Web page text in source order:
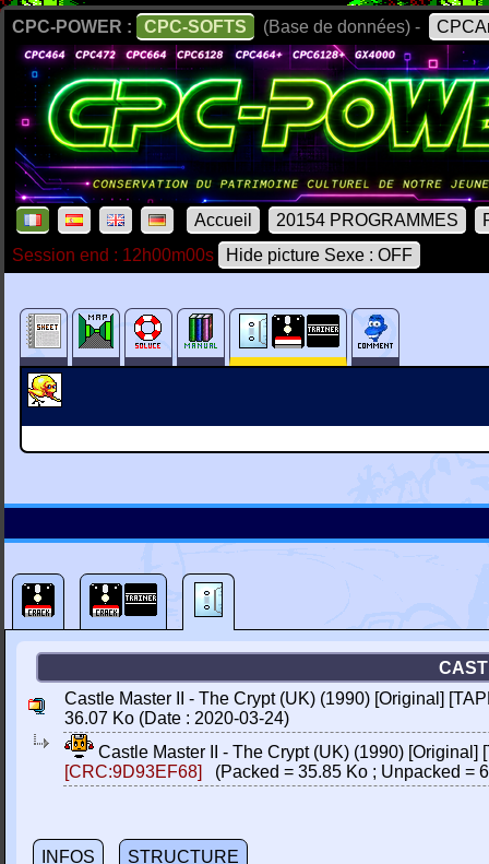
CPC-POWER : CPC-SOFTS (Base de données) -
Accueil 20154 PROGRAMMES
Session end : 12h00m00s
Hide picture Sexe : OFF
Castle Master II - The Crypt (UK) (1990) [Original]
36.07 Ko (Date : 2020-03-24)
Castle Master II - The Crypt (UK) (1990) [Original]
[CRC:9D93EF68]
(Packed = 35.85 Ko ; Unpacked =
INFOS STRUCTURE